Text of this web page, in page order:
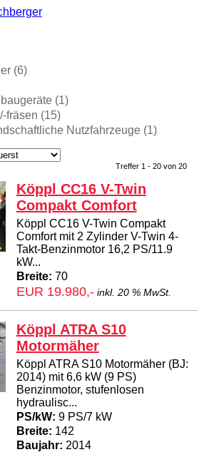
(6)
(1)
fräsen (15)
Nutzfahrzeuge (1)
Treffer 1 - 20 von 20
Köppl CC16 V-Twin
Compakt Comfort
Köppl CC16 V-Twin Compakt
Comfort mit 2 Zylinder V-Twin 4-
Takt-Benzinmotor 16,2 PS/11.9
kW...
Breite: 70
EUR 19.980,- inkl. 20 % MwSt.
Köppl ATRA S10
Motormäher
Köppl ATRA S10 Motormäher (BJ:
2014) mit 6,6 kW (9 PS)
Benzinmotor, stufenlosen
hydraulisc...
PS/kW: 9 PS/7 kW
Breite: 142
Baujahr: 2014